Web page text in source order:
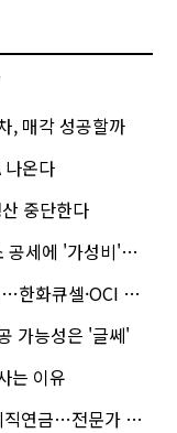
, 매각 성공할까
나온다
중단한다
'가성비'로 맞불
셀·OCI 영향은?
가능성은 '글쎄'
는 이유
…전문가 조언은